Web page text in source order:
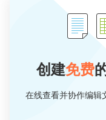
创建免费
在线查看并协作编辑